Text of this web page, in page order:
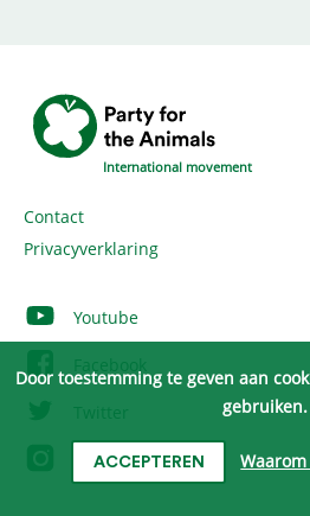
International movement
Contact
Privacyverklaring
Youtube
Facebook
Twitter
Instagram
Door toestemming te geven aan
gebruiken.
ACCEPTEREN